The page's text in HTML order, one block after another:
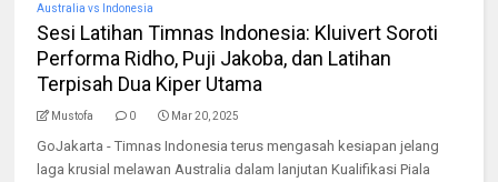
Australia vs Indonesia
Sesi Latihan Timnas Indonesia: Kluivert Soroti
Performa Ridho, Puji Jakoba, dan Latihan
Terpisah Dua Kiper Utama
Mustofa 0 Mar 20, 2025
GoJakarta - Timnas Indonesia terus mengasah kesiapan jelang
laga krusial melawan Australia dalam lanjutan Kualifikasi Piala